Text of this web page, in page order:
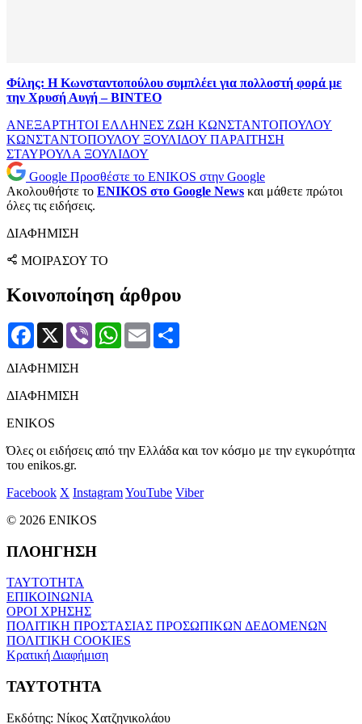
Φίλης: Η Κωνσταντοπούλου συμπλέει για πολλοστή φορά με
την Χρυσή Αυγή – ΒΙΝΤΕΟ
ΑΝΕΞΑΡΤΗΤΟΙ ΕΛΛΗΝΕΣ ΖΩΗ ΚΩΝΣΤΑΝΤΟΠΟΥΛΟΥ
ΚΩΝΣΤΑΝΤΟΠΟΥΛΟΥ ΞΟΥΛΙΔΟΥ ΠΑΡΑΙΤΗΣΗ
ΣΤΑΥΡΟΥΛΑ ΞΟΥΛΙΔΟΥ
Google Προσθέστε το ENIKOS στην Google
Ακολουθήστε το ENIKOS στο Google News και μάθετε πρώτοι
όλες τις ειδήσεις.
ΔΙΑΦΗΜΙΣΗ
ΜΟΙΡΑΣΟΥ ΤΟ
Κοινοποίηση άρθρου
Facebook
X Viber WhatsApp
Email
ΔΙΑΦΗΜΙΣΗ
ΔΙΑΦΗΜΙΣΗ
ENIKOS
Όλες οι ειδήσεις από την Ελλάδα και τον κόσμο με την εγκυρότητα
του enikos.gr.
Facebook X InstagramYouTube Viber
© 2026 ENIKOS
ΠΛΟΗΓΗΣΗ
ΤΑΥΤΟΤΗΤΑ
ΕΠΙΚΟΙΝΩΝΙΑ
ΟΡΟΙ ΧΡΗΣΗΣ
ΠΟΛΙΤΙΚΗ ΠΡΟΣΤΑΣΙΑΣ ΠΡΟΣΩΠΙΚΩΝ ΔΕΔΟΜΕΝΩΝ
ΠΟΛΙΤΙΚΗ COOKIES
Κρατική Διαφήμιση
ΤΑΥΤΟΤΗΤΑ
Εκδότης: Νίκος Χατζηνικολάου